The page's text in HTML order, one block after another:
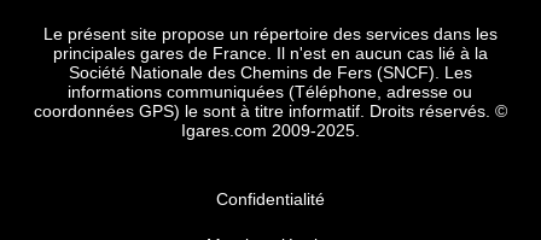
Le présent site propose un répertoire des services dans les
principales gares de France. Il n'est en aucun cas lié à la
Société Nationale des Chemins de Fers (SNCF). Les
informations communiquées (Téléphone, adresse ou
coordonnées GPS) le sont à titre informatif. Droits réservés. ©
Igares.com 2009-2025.
Confidentialité